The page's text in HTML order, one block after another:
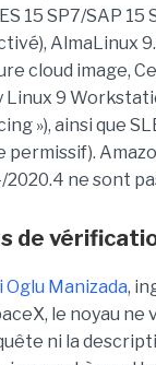
15 SP7/SAP 15
AlmaLinux
cloud image,
Linux 9
»), ainsi que
permissif).
2020.4 ne sont
de
Oglu Manizada,
le noyau ne
ni la